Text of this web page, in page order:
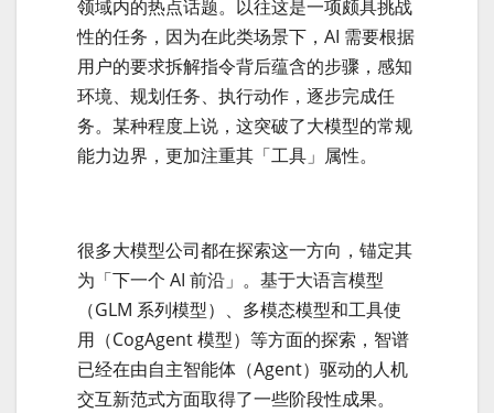
领域内的热点话题。以往这是一项颇具挑战
性的任务，因为在此类场景下，AI 需要根据
用户的要求拆解指令背后蕴含的步骤，感知
环境、规划任务、执行动作，逐步完成任
务。某种程度上说，这突破了大模型的常规
能力边界，更加注重其「工具」属性。
很多大模型公司都在探索这一方向，锚定其
为「下一个 AI 前沿」。基于大语言模型
（GLM 系列模型）、多模态模型和工具使
用（CogAgent 模型）等方面的探索，智谱
已经在由自主智能体（Agent）驱动的人机
交互新范式方面取得了一些阶段性成果。